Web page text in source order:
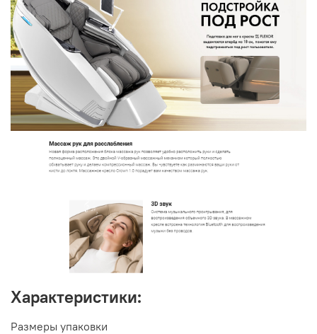
Характеристики:
Размеры упаковки